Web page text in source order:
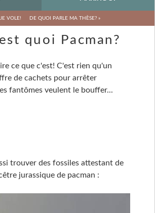
VOLE! DE QUOI PARLE MA THÈSE? »
quoi Pacman?
ce que c'est! C'est rien qu'un
de cachets pour arrêter
fantômes veulent le bouffer...
trouver des fossiles attestant de
jurassique de pacman :